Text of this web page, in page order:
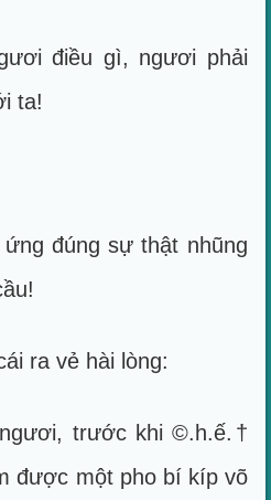
điều gì, ngươi phải
ta!
đúng sự thật nhũng
ra vẻ hài lòng:
trước khi ©.h.ế.†
được một pho bí kíp võ